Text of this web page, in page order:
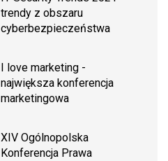
trendy z obszaru
cyberbezpieczeństwa
I love marketing -
największa konferencja
marketingowa
XIV Ogólnopolska
Konferencja Prawa